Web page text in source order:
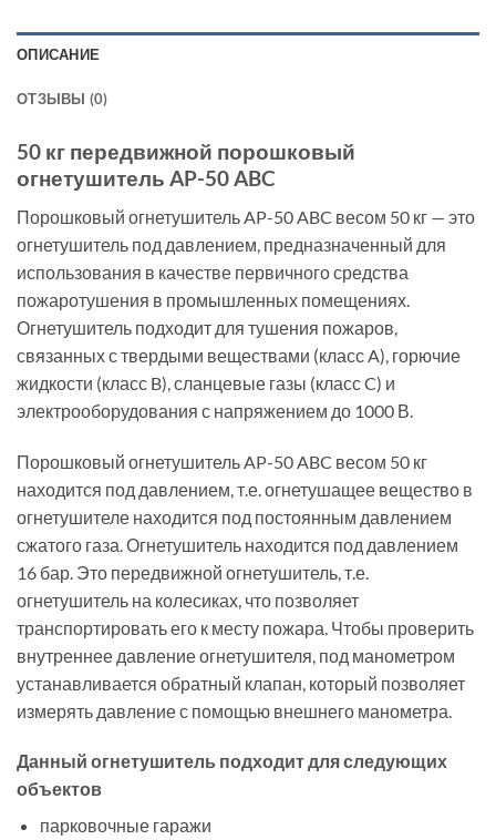
ОПИСАНИЕ
ОТЗЫВЫ (0)
50 кг передвижной порошковый
огнетушитель AP-50 ABC
Порошковый огнетушитель AP-50 ABC весом 50 кг — это
огнетушитель под давлением, предназначенный для
использования в качестве первичного средства
пожаротушения в промышленных помещениях.
Огнетушитель подходит для тушения пожаров,
связанных с твердыми веществами (класс A), горючие
жидкости (класс B), сланцевые газы (класс C) и
электрооборудования с напряжением до 1000 В.
Порошковый огнетушитель AP-50 ABC весом 50 кг
находится под давлением, т.е. огнетушащее вещество в
огнетушителе находится под постоянным давлением
сжатого газа. Огнетушитель находится под давлением
16 бар. Это передвижной огнетушитель, т.е.
огнетушитель на колесиках, что позволяет
транспортировать его к месту пожара. Чтобы проверить
внутреннее давление огнетушителя, под манометром
устанавливается обратный клапан, который позволяет
измерять давление с помощью внешнего манометра.
Данный огнетушитель подходит для следующих
объектов
парковочные гаражи